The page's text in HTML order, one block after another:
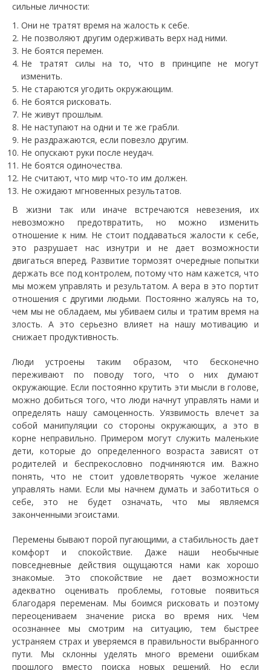
сильные личности:
Они не тратят время на жалость к себе.
Не позволяют другим одерживать верх над ними.
Не боятся перемен.
Не тратят силы на то, что в принципе не могут
изменить.
Не стараются угодить окружающим.
Не боятся рисковать.
Не живут прошлым.
Не наступают на одни и те же грабли.
Не раздражаются, если повезло другим.
Не опускают руки после неудач.
Не боятся одиночества.
Не считают, что мир что-то им должен.
Не ожидают мгновенных результатов.
В жизни так или иначе встречаются невезения, их
невозможно предотвратить, но можно изменить
отношение к ним. Не стоит поддаваться жалости к себе,
это разрушает нас изнутри и не дает возможности
двигаться вперед. Развитие тормозят очередные попытки
держать все под контролем, потому что нам кажется, что
мы можем управлять и результатом. А вера в это портит
отношения с другими людьми. Постоянно жалуясь на то,
чем мы не обладаем, мы убиваем силы и тратим время на
злость. А это серьезно влияет на нашу мотивацию и
снижает продуктивность.
Люди устроены таким образом, что бесконечно
переживают по поводу того, что о них думают
окружающие. Если постоянно крутить эти мысли в голове,
можно добиться того, что люди начнут управлять нами и
определять нашу самоценность. Уязвимость влечет за
собой манипуляции со стороны окружающих, а это в
корне неправильно. Примером могут служить маленькие
дети, которые до определенного возраста зависят от
родителей и беспрекословно подчиняются им. Важно
понять, что не стоит удовлетворять чужое желание
управлять нами. Если мы начнем думать и заботиться о
себе, это не будет означать, что мы являемся
законченными эгоистами.
Перемены бывают порой пугающими, а стабильность дает
комфорт и спокойствие. Даже наши необычные
повседневные действия ощущаются нами как хорошо
знакомые. Это спокойствие не дает возможности
адекватно оценивать проблемы, готовые появиться
благодаря переменам. Мы боимся рисковать и поэтому
переоцениваем значение риска во время них. Чем
осознаннее мы смотрим на ситуацию, тем быстрее
устраняем страх и уверяемся в правильности выбранного
пути. Мы склонны уделять много времени ошибкам
прошлого вместо поиска новых решений. Но если